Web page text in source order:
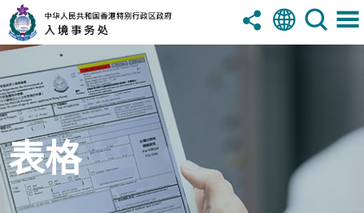
表格